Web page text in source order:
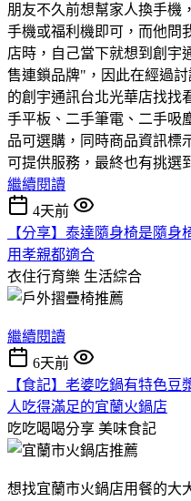
朋友不久前想幫家人換手機
手機或福利機即可，而他問
店時，自己當下就想到創宇
售連鎖品牌"，因此在經過
的創宇通訊台北光華店找找
手平板、二手筆電、二手吸
品可選購，同時商品資訊標
可提供服務，最終也有挑選
繼續閱讀
4天前
【分享】泰達隨身椅是隨
用孝親都適合
衣住行育樂 生活綜合
繼續閱讀
6天前
【食記】老婆吃鍋有特色
人吃得滿足的宜蘭火鍋店
吃吃喝喝分享 美味食記
想找宜蘭市火鍋店用餐的大